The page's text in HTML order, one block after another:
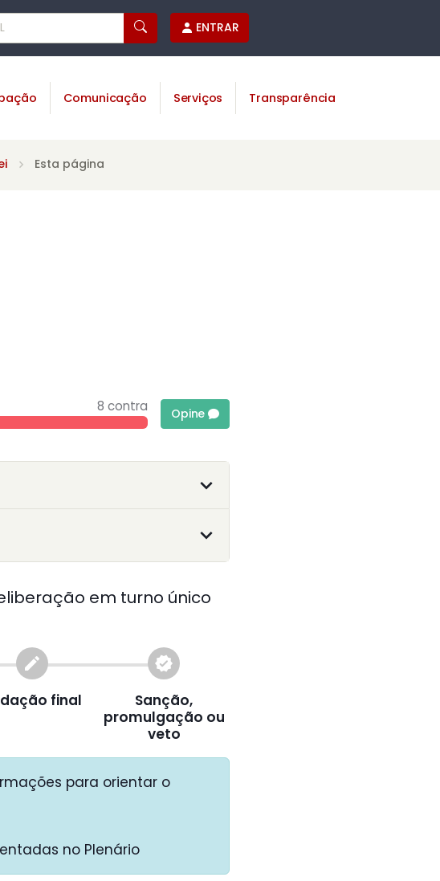
ENTRAR
Comunicação Serviços Transparência
Esta página
8 contra Opine
em turno único
create
final
verified
Sanção,
promulgação ou
veto
para orientar o
no Plenário